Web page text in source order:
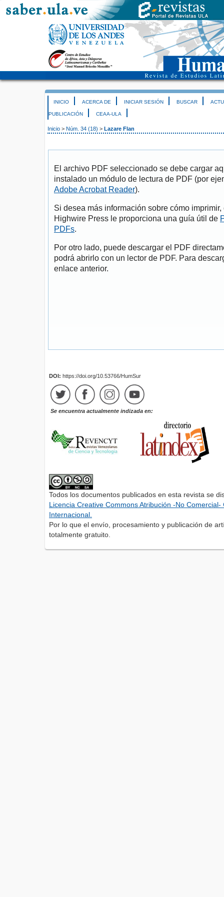
INICIO ACERCA DE INICIAR SESIÓN BUSCAR
PUBLICACIÓN CEAA-ULA
Inicio > Núm. 34 (18) > Lazare Flan
El archivo PDF seleccionado se debe cargar
instalado un módulo de lectura de PDF (por
Adobe Acrobat Reader).
Si desea más información sobre cómo
Highwire Press le proporciona una guía útil de
PDFs.
Por otro lado, puede descargar el PDF
podrá abrirlo con un lector de PDF. Para
enlace anterior.
DOI: https://doi.org/10.53766/HumSur
Se encuentra actualmente indizada en:
Todos los documentos publicados en esta revista se
Licencia Creative Commons Atribución -No
Internacional.
Por lo que el envío, procesamiento y publicación de
totalmente gratuito.